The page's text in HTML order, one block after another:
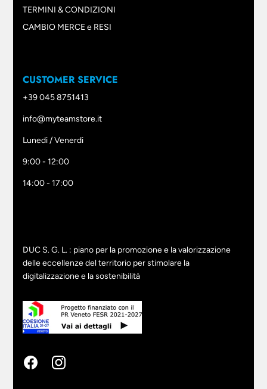
TERMINI & CONDIZIONI
CAMBIO MERCE e RESI
CUSTOMER SERVICE
+39 045 8751413
info@myteamstore.it
Lunedì / Venerdì
9:00 - 12:00
14:00 - 17:00
DUC S. G. L. : piano per la promozione e la valorizzazione
delle eccellenze del territorio per stimolare la
digitalizzazione e la sostenibilità